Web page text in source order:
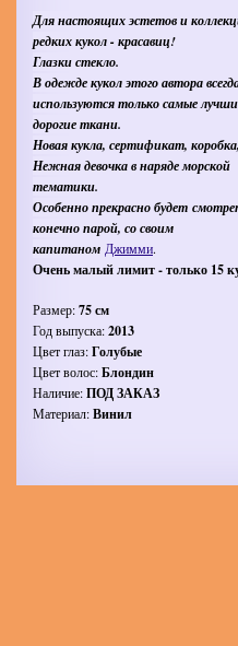
Для настоящих эстетов и
редких кукол - красавиц!
Глазки стекло.
В одежде кукол этого автора
используются только самые
дорогие ткани.
Новая кукла, сертификат,
Нежная девочка в наряде морской
тематики.
Особенно прекрасно будет
конечно парой, со своим
капитаном Джимми.
Очень малый лимит - только 15
Размер:75 см
Год выпуска:2013
Цвет глаз:Голубые
Цвет волос:Блондин
Наличие:ПОД ЗАКАЗ
Материал:Винил